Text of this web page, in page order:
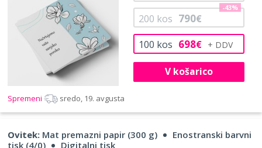
100 kos 698€
200 kos 790€
-43%
V košarico
Spremeni sredo, 19. avgusta
Ovitek: Mat premazni papir (300 g)
Enostranski barvni
tisk (4/0)
Digitalni tisk